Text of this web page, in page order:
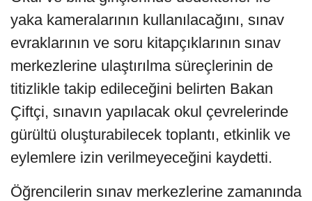
yaka kameralarının kullanılacağını, sınav
evraklarının ve soru kitapçıklarının sınav
merkezlerine ulaştırılma süreçlerinin de
titizlikle takip edileceğini belirten Bakan
Çiftçi, sınavın yapılacak okul çevrelerinde
gürültü oluşturabilecek toplantı, etkinlik ve
eylemlere izin verilmeyeceğini kaydetti.
Öğrencilerin sınav merkezlerine zamanında